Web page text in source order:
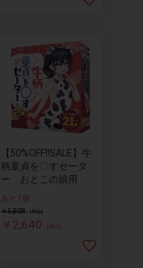
【50%OFF!!SALE】牛
柄童貞を〇すセータ
ー おとこの娘用
あと1個
￥5,808 (税込)
￥2,640 (税込)